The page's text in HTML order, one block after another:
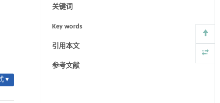
▾
关键词
Key words
引用本文
参考文献